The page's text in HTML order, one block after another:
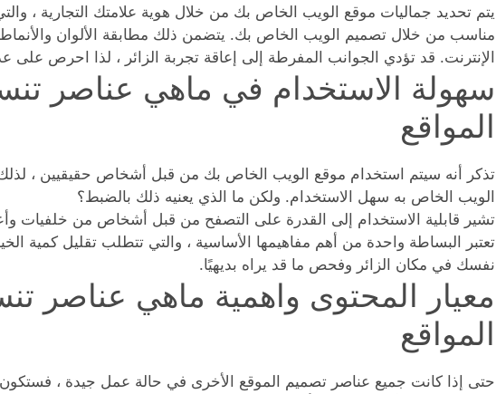
يتم تحديد جماليات موقع الويب الخاص بك من خلال هوية علامتك التجارية ،
مناسب من خلال تصميم الويب الخاص بك. يتضمن ذلك مطابقة الألوان
الإنترنت. قد تؤدي الجوانب المفرطة إلى إعاقة تجربة الزائر ، لذا احرص على
سهولة الاستخدام في ماهي عناصر
المواقع
تذكر أنه سيتم استخدام موقع الويب الخاص بك من قبل أشخاص حقيقيين ،
الويب الخاص به سهل الاستخدام. ولكن ما الذي يعنيه ذلك بالضبط؟
تشير قابلية الاستخدام إلى القدرة على التصفح من قبل أشخاص من خلفيات
تعتبر البساطة واحدة من أهم مفاهيمها الأساسية ، والتي تتطلب تقليل كمية
نفسك في مكان الزائر وفحص ما قد يراه بديهيًا.
معيار المحتوى واهمية ماهي عناصر
المواقع
حتى إذا كانت جميع عناصر تصميم الموقع الأخرى في حالة عمل جيدة ،